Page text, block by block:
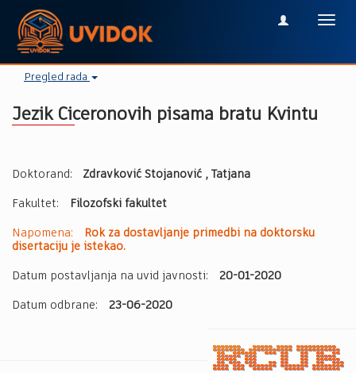
Pregled rada
Jezik Ciceronovih pisаmа brаtu Kvintu
Doktorand: Zdravković Stojanović , Tatjana
Fakultet: Filozofski fakultet
Napomena:
Rok za dostavljanje primedbi na doktorsku
disertaciju je istekao.
Datum postavljanja na uvid javnosti: 20-01-2020
Datum odbrane: 23-06-2020